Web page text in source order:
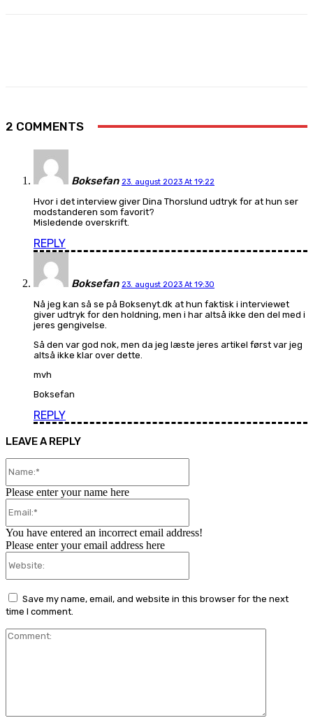
2 COMMENTS
Boksefan 23. august 2023 At 19:22
Hvor i det interview giver Dina Thorslund udtryk for at hun ser
modstanderen som favorit?
Misledende overskrift.
REPLY
Boksefan 23. august 2023 At 19:30
Nå jeg kan så se på Boksenyt.dk at hun faktisk i interviewet
giver udtryk for den holdning, men i har altså ikke den del med i
jeres gengivelse.
Så den var god nok, men da jeg læste jeres artikel først var jeg
altså ikke klar over dette.
mvh
Boksefan
REPLY
LEAVE A REPLY
Please enter your name here
You have entered an incorrect email address!
Please enter your email address here
Save my name, email, and website in this browser for the next
time I comment.